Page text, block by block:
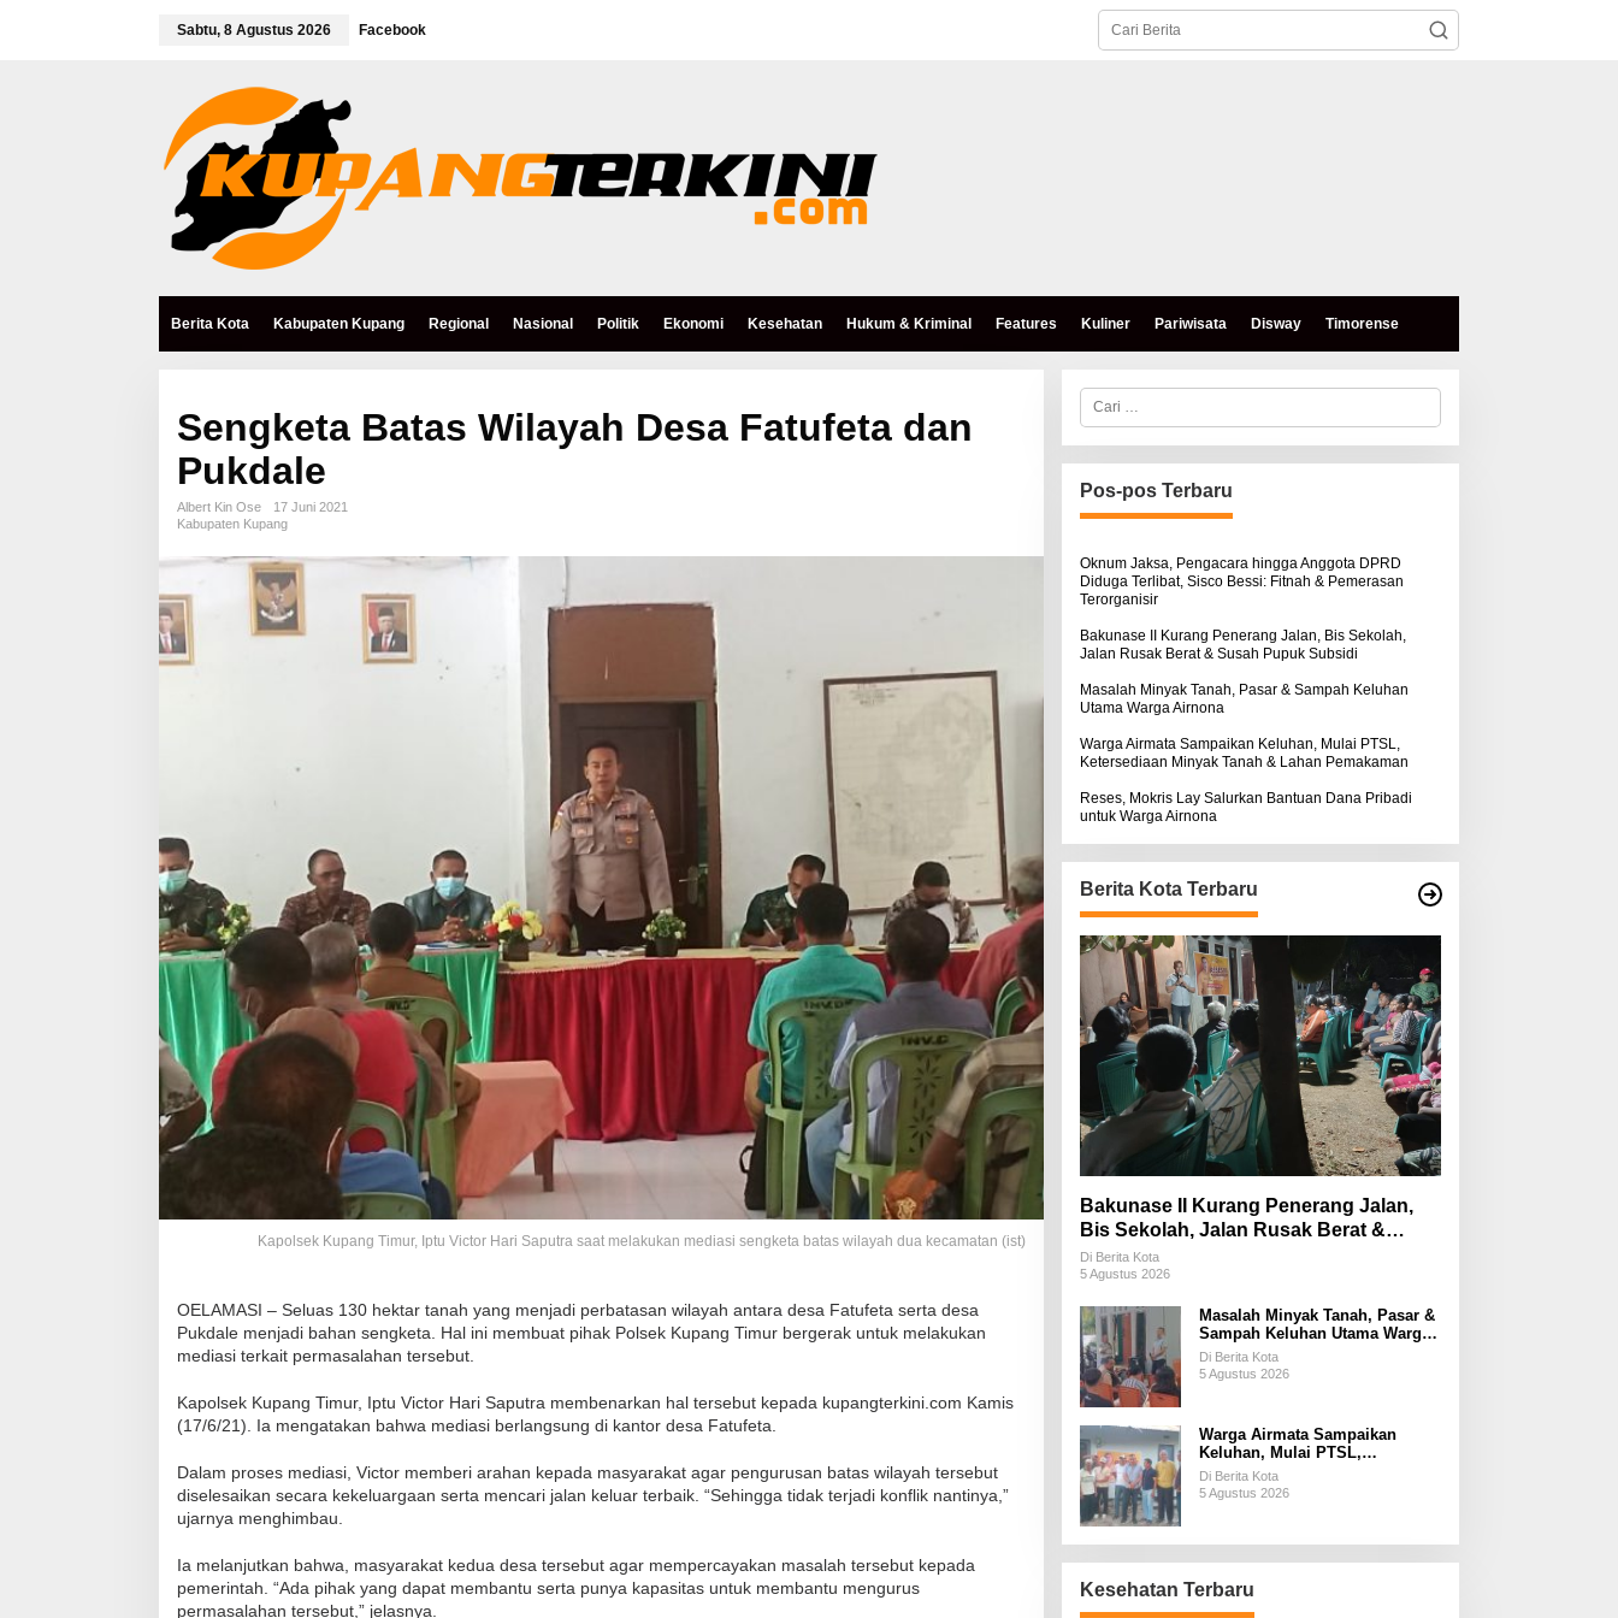
Sabtu, 8 Agustus 2026 Facebook
Berita Kota Kabupaten Kupang Regional Nasional Politik Ekonomi Kesehatan Hukum & Kriminal Features Kuliner Pariwisata Disway Timorense
Sengketa Batas Wilayah Desa Fatufeta dan
Pukdale
Albert Kin Ose
17 Juni 2021
Kabupaten Kupang
Kapolsek Kupang Timur, Iptu Victor Hari Saputra saat melakukan mediasi sengketa batas wilayah dua kecamatan (ist)
OELAMASI – Seluas 130 hektar tanah yang menjadi perbatasan wilayah antara desa Fatufeta serta desa
Pukdale menjadi bahan sengketa. Hal ini membuat pihak Polsek Kupang Timur bergerak untuk melakukan
mediasi terkait permasalahan tersebut.
Kapolsek Kupang Timur, Iptu Victor Hari Saputra membenarkan hal tersebut kepada kupangterkini.com Kamis
(17/6/21). Ia mengatakan bahwa mediasi berlangsung di kantor desa Fatufeta.
Dalam proses mediasi, Victor memberi arahan kepada masyarakat agar pengurusan batas wilayah tersebut
diselesaikan secara kekeluargaan serta mencari jalan keluar terbaik. “Sehingga tidak terjadi konflik nantinya,”
ujarnya menghimbau.
Ia melanjutkan bahwa, masyarakat kedua desa tersebut agar mempercayakan masalah tersebut kepada
pemerintah. “Ada pihak yang dapat membantu serta punya kapasitas untuk membantu mengurus
permasalahan tersebut,” jelasnya.
C
r
i
u
n
u
:
Pos-pos Terbaru
Oknum Jaksa, Pengacara hingga Anggota DPRD
Diduga Terlibat, Sisco Bessi: Fitnah & Pemerasan
Terorganisir
Bakunase II Kurang Penerang Jalan, Bis Sekolah,
Jalan Rusak Berat & Susah Pupuk Subsidi
Masalah Minyak Tanah, Pasar & Sampah Keluhan
Utama Warga Airnona
Warga Airmata Sampaikan Keluhan, Mulai PTSL,
Ketersediaan Minyak Tanah & Lahan Pemakaman
Reses, Mokris Lay Salurkan Bantuan Dana Pribadi
untuk Warga Airnona
Berita Kota Terbaru
Bakunase II Kurang Penerang Jalan,
Bis Sekolah, Jalan Rusak Berat &
Susah Pupuk Subsidi
Di Berita Kota
5 Agustus 2026
Masalah Minyak Tanah, Pasar &
Sampah Keluhan Utama Warga
Airnona
Di Berita Kota
5 Agustus 2026
Warga Airmata Sampaikan
Keluhan, Mulai PTSL,
Ketersediaan Minyak Tanah &
Lahan Pemakaman
Di Berita Kota
5 Agustus 2026
Kesehatan Terbaru